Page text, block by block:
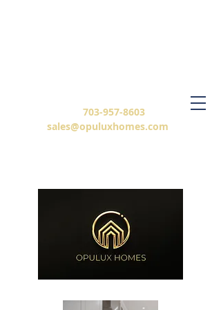
703-957-8603
sales@opuluxhomes.com